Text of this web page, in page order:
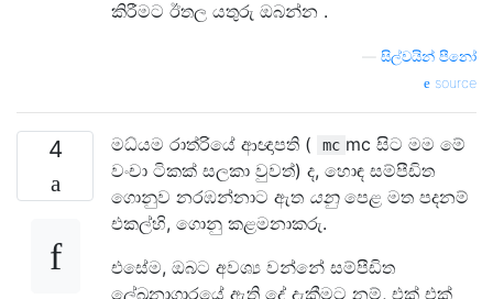
කිරීමට ඊතල යතුරු ඔබන්න .
සිල්වයින් පීනෝ
source
4 මධ්යම රාත්රියේ ආඥාපති ( mc mc සිට මම මේ
වංචා ටිකක් සලකා වුවත්) ද, හොඳ සම්පීඩිත
ගොනුව නරඹන්නාට ඇත යනුපෙළ මත පදනම්
එකල්හි, ගොනු කළමනාකරු.
එසේම, ඔබට අවශ්‍ය වන්නේ සම්පීඩිත
ලේඛනාගාරයේ ඇති දේ දැකීමට නම්, එක් එක්